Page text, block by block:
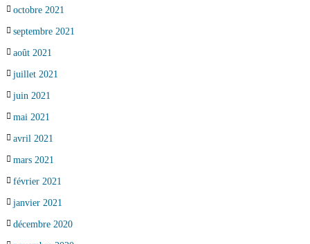
octobre 2021
septembre 2021
août 2021
juillet 2021
juin 2021
mai 2021
avril 2021
mars 2021
février 2021
janvier 2021
décembre 2020